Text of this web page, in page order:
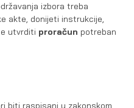
izbora treba
akte, donijeti instrukcije,
utvrditi proračun potreban
biti raspisani u zakonskom